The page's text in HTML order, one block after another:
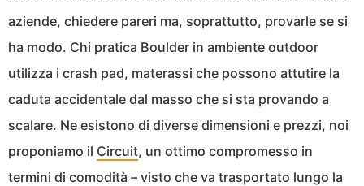
aziende, chiedere pareri ma, soprattutto, provarle se si
ha modo. Chi pratica Boulder in ambiente outdoor
utilizza i crash pad, materassi che possono attutire la
caduta accidentale dal masso che si sta provando a
scalare. Ne esistono di diverse dimensioni e prezzi, noi
proponiamo il Circuit, un ottimo compromesso in
termini di comodità – visto che va trasportato lungo la